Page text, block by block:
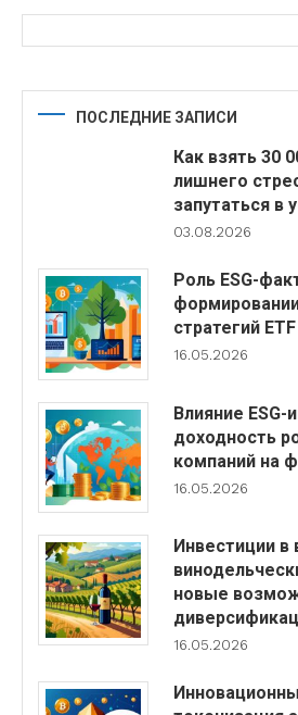
ПОСЛЕДНИЕ ЗАПИСИ
Как взять 30
лишнего
запутаться в
03.08.2026
Роль ESG-
стратегий
16.05.2026
Влияние ESG-
доходность
компаний на
16.05.2026
Инвестиции в
новые
16.05.2026